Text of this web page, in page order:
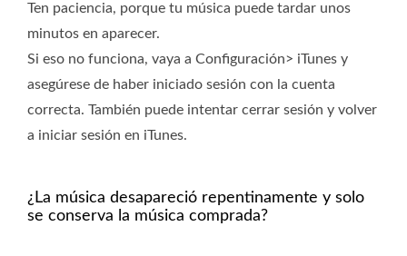
Ten paciencia, porque tu música puede tardar unos
minutos en aparecer.
Si eso no funciona, vaya a Configuración> iTunes y
asegúrese de haber iniciado sesión con la cuenta
correcta. También puede intentar cerrar sesión y volver
a iniciar sesión en iTunes.
¿La música desapareció repentinamente y solo
se conserva la música comprada?